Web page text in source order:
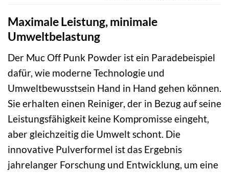
Maximale Leistung, minimale
Umweltbelastung
Der Muc Off Punk Powder ist ein Paradebeispiel
dafür, wie moderne Technologie und
Umweltbewusstsein Hand in Hand gehen können.
Sie erhalten einen Reiniger, der in Bezug auf seine
Leistungsfähigkeit keine Kompromisse eingeht,
aber gleichzeitig die Umwelt schont. Die
innovative Pulverformel ist das Ergebnis
jahrelanger Forschung und Entwicklung, um eine